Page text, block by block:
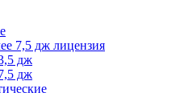
7,5 дж лицензия
дж
дж